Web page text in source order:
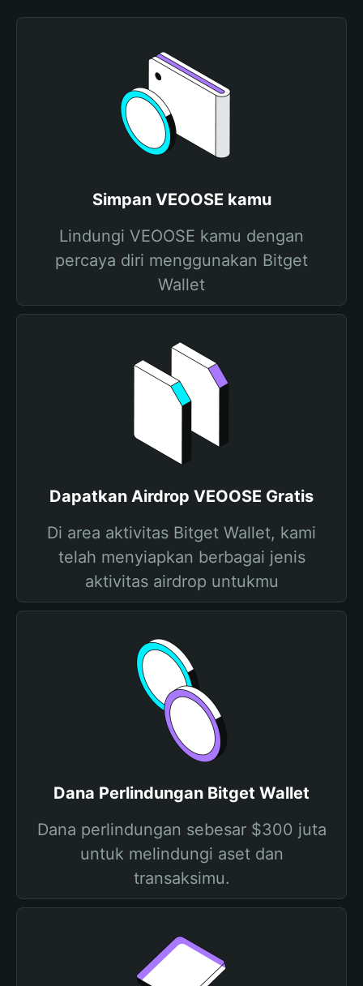
Simpan VEOOSE kamu
Lindungi VEOOSE kamu dengan
percaya diri menggunakan Bitget
Wallet
Dapatkan Airdrop VEOOSE Gratis
Di area aktivitas Bitget Wallet, kami
telah menyiapkan berbagai jenis
aktivitas airdrop untukmu
Dana Perlindungan Bitget Wallet
Dana perlindungan sebesar $300 juta
untuk melindungi aset dan
transaksimu.